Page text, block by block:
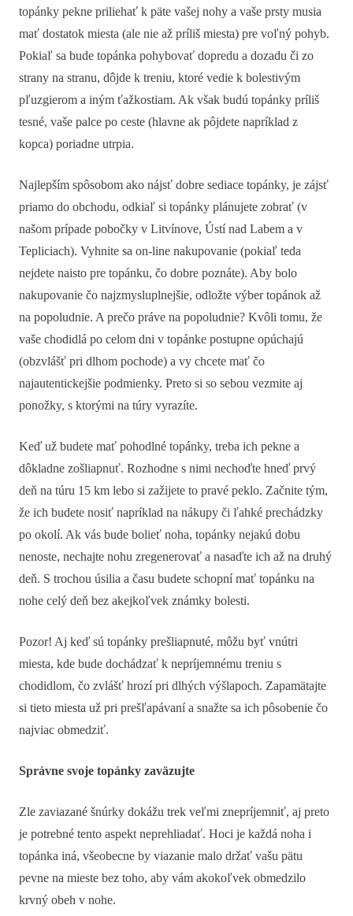
topánky pekne priliehať k päte vašej nohy a vaše prsty musia
mať dostatok miesta (ale nie až príliš miesta) pre voľný pohyb.
Pokiaľ sa bude topánka pohybovať dopredu a dozadu či zo
strany na stranu, dôjde k treniu, ktoré vedie k bolestivým
pľuzgierom a iným ťažkostiam. Ak však budú topánky príliš
tesné, vaše palce po ceste (hlavne ak pôjdete napríklad z
kopca) poriadne utrpia.
Najlepším spôsobom ako nájsť dobre sediace topánky, je zájsť
priamo do obchodu, odkiaľ si topánky plánujete zobrať (v
našom prípade pobočky v Litvínove, Ústí nad Labem a v
Tepliciach). Vyhnite sa on-line nakupovanie (pokiaľ teda
nejdete naisto pre topánku, čo dobre poznáte). Aby bolo
nakupovanie čo najzmysluplnejšie, odložte výber topánok až
na popoludnie. A prečo práve na popoludnie? Kvôli tomu, že
vaše chodidlá po celom dni v topánke postupne opúchajú
(obzvlášť pri dlhom pochode) a vy chcete mať čo
najautentickejšie podmienky. Preto si so sebou vezmite aj
ponožky, s ktorými na túry vyrazíte.
Keď už budete mať pohodlné topánky, treba ich pekne a
dôkladne zošliapnuť. Rozhodne s nimi nechoďte hneď prvý
deň na túru 15 km lebo si zažijete to pravé peklo. Začnite tým,
že ich budete nosiť napríklad na nákupy či ľahké prechádzky
po okolí. Ak vás bude bolieť noha, topánky nejakú dobu
nenoste, nechajte nohu zregenerovať a nasaďte ich až na druhý
deň. S trochou úsilia a času budete schopní mať topánku na
nohe celý deň bez akejkoľvek známky bolesti.
Pozor! Aj keď sú topánky prešliapnuté, môžu byť vnútri
miesta, kde bude dochádzať k nepríjemnému treniu s
chodidlom, čo zvlášť hrozí pri dlhých výšlapoch. Zapamätajte
si tieto miesta už pri prešľapávaní a snažte sa ich pôsobenie čo
najviac obmedziť.
Správne svoje topánky zaväzujte
Zle zaviazané šnúrky dokážu trek veľmi znepríjemniť, aj preto
je potrebné tento aspekt neprehliadať. Hoci je každá noha i
topánka iná, všeobecne by viazanie malo držať vašu pätu
pevne na mieste bez toho, aby vám akokoľvek obmedzilo
krvný obeh v nohe.